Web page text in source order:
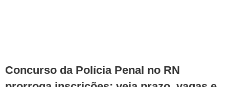
Concurso da Polícia Penal no RN